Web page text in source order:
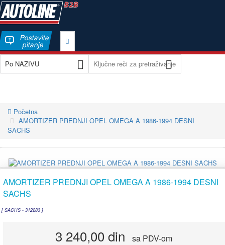
Postavite
pitanje
Početna
AMORTIZER PREDNJI OPEL OMEGA A 1986-1994 DESNI
SACHS
AMORTIZER PREDNJI OPEL OMEGA A 1986-1994 DESNI
SACHS
[ SACHS - 312283 ]
3 240,00 dinsa PDV-om